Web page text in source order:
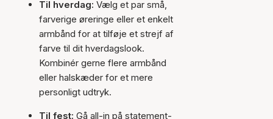
Til hverdag: Vælg et par små,
farverige øreringe eller et enkelt
armbånd for at tilføje et strejf af
farve til dit hverdagslook.
Kombinér gerne flere armbånd
eller halskæder for et mere
personligt udtryk.
Til fest: Gå all-in på statement-